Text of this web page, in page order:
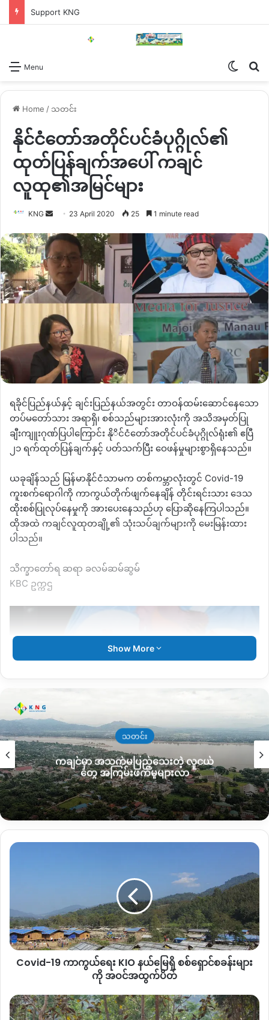
Support KNG
Menu
Home / သတင်း
နိုင်ငံတော်အတိုင်ပင်ခံပုဂ္ဂိုလ်၏
ထုတ်ပြန်ချက်အပေါ် ကချင်
လူထု၏အမြင်များ
KNG
Send
email
23 April 2020 25 1 minute read
ရခိုင်ပြည်နယ်နှင့် ချင်းပြည်နယ်အတွင်း တာဝန်ထမ်းဆောင်နေသော
တပ်မတော်သား အရာရှိ၊ စစ်သည်များအားလုံးကို အသိအမှတ်ပြု
ချီးကျူးဂုဏ်ပြပါကြောင်း နိုိင်ငံတော်အတိုင်ပင်ခံပုဂ္ဂိုလ်ရုံး၏ ဧပြီ
၂၁ ရက်ထုတ်ပြန်ချက်နှင့် ပတ်သက်ပြီး ဝေဖန်မှုများစွာရှိနေသည်။
ယခုချိန်သည် မြန်မာနိုင်ငံသာမက တစ်ကမ္ဘာလုံးတွင် Covid-19
ကူးစက်ရောဂါကို ကာကွယ်တိုက်ဖျက်နေချိန် တိုင်းရင်းသား ဒေသ
ထိုးစစ်ပြုလုပ်နေမှုကို အားပေးနေသည်ဟု ပြောဆိုနေကြပါသည်။
ထိုအထဲ ကချင်လူထုတချို့၏ သုံးသပ်ချက်များကို မေးမြန်းထား
ပါသည်။
သိက္ခာတော်ရ ဆရာ ခလမ်ဆမ်ဆွမ်
KBC ဥက္ကဌ
Rev.Dr. Hkalam Sam Son
“အခုလို ကျွန်တော်တ့ို တိုင်းရင်းသားတွေနေတဲ့ နေရာမှာ ဒီလို
နှိပ်စက် ၊ပစ်သတ်မှုတွေကို ကောင်းကောင်း မလေ့လာဘဲ စစ်ပွဲဖြစ်
တဲ့ဘက် ဖြစ်လာတယ်။ ပြည်သူတွေ မဲပေးတယ်ဆိုတာ စစ်အုပ်ချုပ်
တယ်ဆိုတာ သူ့အတွက် ၂၀၂၀ ရွေးကောက်ပွဲမှာ ကောင်းတဲ့ဘက်ကို
ရောက်ဖို့ရန်တော့ ခက်ခဲလိမ့်မယ်လို့ ယူဆတယ်”
ဒူဝါ ကွမ်ကရောင်အောင်ခမ်း
Kachin State People’s Party ဒု ဥက္ကဌ
Show More
သတင်း
ကချင်မှာ အသက်မပြည့်သေးတဲ့ လူငယ်
တွေ အကြမ်းဖက်မှုများလာ
Covid-
စစ်
ရှောင်
စခန်း
များ
ပိတ်
Covid-19 ကာကွယ်ရေး KIO နယ်မြေရှိ စစ်ရှောင်စခန်းများ
ကို အဝင်အထွက်ပိတ်
KIO
Covid-